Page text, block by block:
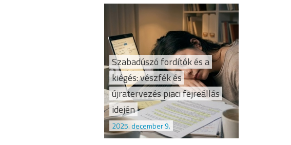
Szabadúszó fordítók és a
kiégés: vészfék és
újratervezés piaci fejreállás
idején
2025. december 9.